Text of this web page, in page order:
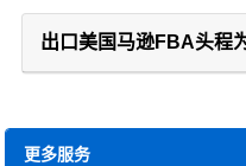
出口美国马逊FBA头程
更多服务